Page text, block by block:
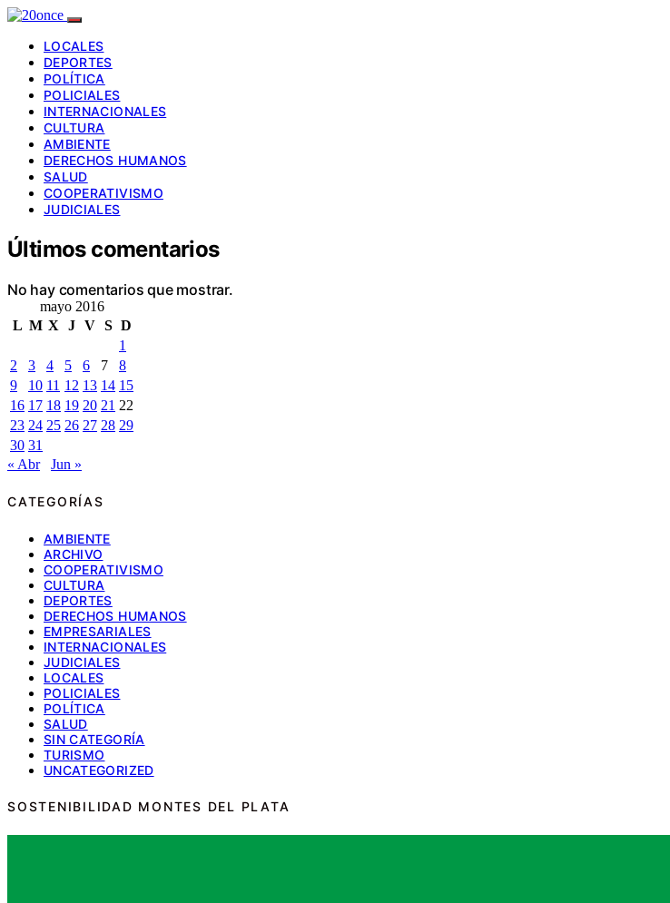
LOCALES
DEPORTES
POLÍTICA
POLICIALES
INTERNACIONALES
CULTURA
AMBIENTE
DERECHOS HUMANOS
SALUD
COOPERATIVISMO
JUDICIALES
Últimos comentarios
No hay comentarios que mostrar.
mayo 2016
L M X J V S D
1
2
3 4 5 6 7
8
9
10 11 12 13 14 15
16 17 18 19 20 21 22
23 24 25 26 27 28 29
30 31
« Abr
Jun »
CATEGORÍAS
AMBIENTE
ARCHIVO
COOPERATIVISMO
CULTURA
DEPORTES
DERECHOS HUMANOS
EMPRESARIALES
INTERNACIONALES
JUDICIALES
LOCALES
POLICIALES
POLÍTICA
SALUD
SIN CATEGORÍA
TURISMO
UNCATEGORIZED
SOSTENIBILIDAD MONTES DEL PLATA